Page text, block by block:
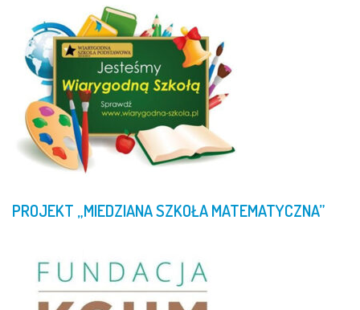
PROJEKT „MIEDZIANASZKOŁAMATEMATYCZNA”